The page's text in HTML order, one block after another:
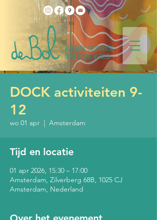
DOCK activiteiten 9-
12
wo 01 apr
  |
Amsterdam
Tijd en locatie
01 apr 2026, 15:30 – 17:00
Amsterdam, Zilverberg 68B, 1025 CJ
Amsterdam, Nederland